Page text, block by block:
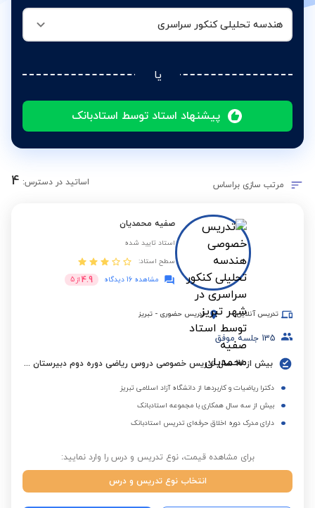
هندسه تحلیلی کنکور سراسری
یا
پیشنهاد استاد توسط استادبانک
مرتب سازی براساس اساتید در دسترس: 4
صفیه محمدیان
استاد تایید شده
سطح استاد:
مشاهده 16 دیدگاه
4.9 از 5
تدریس آنلاین تدریس حضوری - تبریز
135 جلسه موفق
بیش از 17 سال تدریس خصوصی دروس ریاضی دوره دوم دبیرستان در موسسات غیر دولتی و عضو هیات علمی دانشگاه ازاد
دکترا ریاضیات و کاربردها از دانشگاه آزاد اسلامی تبریز
بیش از سه سال همکاری با مجموعه استادبانک
دارای مدرک دوره اخلاق حرفه‌ای تدریس استادبانک
برای مشاهده قیمت، نوع تدریس و درس را وارد نمایید:
انتخاب نوع تدریس و درس